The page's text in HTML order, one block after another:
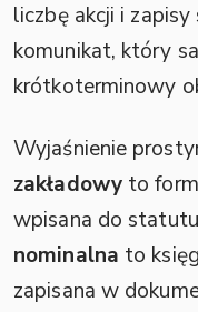
liczbę akcji i
komunikat, który
krótkoterminowy
Wyjaśnienie
zakładowyto
wpisana do
nominalna to
zapisana w